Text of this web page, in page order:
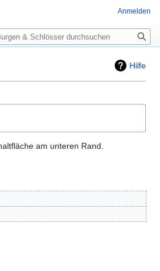
Hilfe
am unteren Rand.
Anmelden